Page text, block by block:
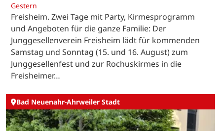
Gestern
Freisheim. Zwei Tage mit Party, Kirmesprogramm
und Angeboten für die ganze Familie: Der
Junggesellenverein Freisheim lädt für kommenden
Samstag und Sonntag (15. und 16. August) zum
Junggesellenfest und zur Rochuskirmes in die
Freisheimer…
Bad Neuenahr-Ahrweiler Stadt